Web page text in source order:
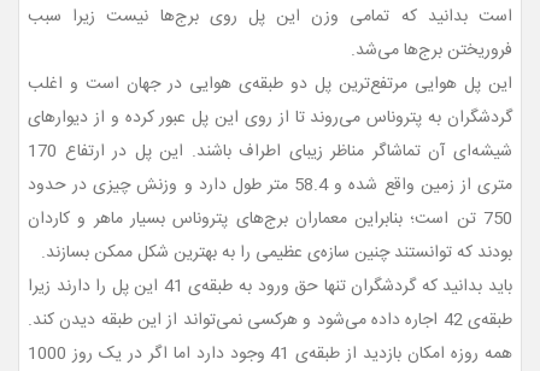
است بدانید که تمامی وزن این پل روی برج‌ها نیست زیرا سبب
فروریختن برج‌ها می‌شد.
این پل هوایی مرتفع‌ترین پل دو طبقه‌ی هوایی در جهان است و اغلب
گردشگران به پتروناس می‌روند تا از روی این پل عبور کرده و از دیوارهای
شیشه‌ای آن تماشاگر مناظر زیبای اطراف باشند. این پل در ارتفاع 170
متری از زمین واقع شده و 58.4 متر طول دارد و وزنش چیزی در حدود
750 تن است؛ بنابراین معماران برج‌های پتروناس بسیار ماهر و کاردان
بودند که توانستند چنین سازه‌ی عظیمی را به بهترین شکل ممکن بسازند.
باید بدانید که گردشگران تنها حق ورود به طبقه‌ی 41 این پل را دارند زیرا
طبقه‌ی 42 اجاره داده می‌شود و هرکسی نمی‌تواند از این طبقه دیدن کند.
همه روزه امکان بازدید از طبقه‌ی 41 وجود دارد اما اگر در یک روز 1000